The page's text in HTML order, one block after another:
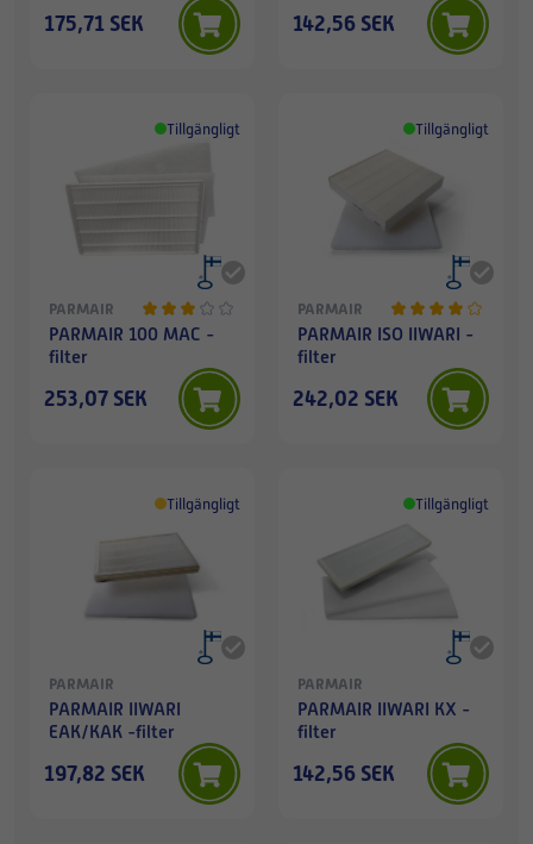
175,71 SEK 142,56 SEK
Tillgängligt
PARMAIR
PARMAIR 100 MAC -
filter
253,07 SEK
Tillgängligt
PARMAIR
PARMAIR ISO IIWARI -
filter
242,02 SEK
Tillgängligt
PARMAIR
PARMAIR IIWARI
EAK/KAK -filter
197,82 SEK
Tillgängligt
PARMAIR
PARMAIR IIWARI KX -
filter
142,56 SEK